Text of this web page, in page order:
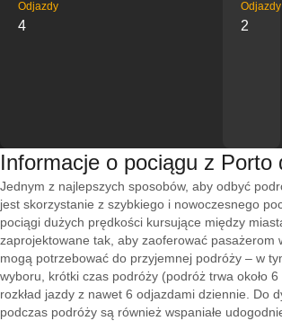
Odjazdy
4
Odjazdy
2
Informacje o pociągu z Porto
Jednym z najlepszych sposobów, aby odbyć
jest skorzystanie z szybkiego i nowoczesnego
pociągi dużych prędkości kursujące między
zaprojektowane tak, aby zaoferować pasażerom
mogą potrzebować do przyjemnej podróży – w
wyboru, krótki czas podróży (podróż trwa około
rozkład jazdy z nawet 6 odjazdami dziennie. Do
podczas podróży są również wspaniałe